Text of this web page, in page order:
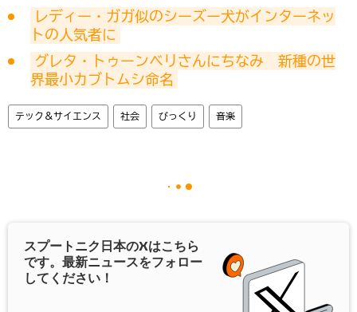
レディー・ガガ似のシーズー犬がインターネッ
トの人気者に
グレタ・トゥーンベリさんにちなみ　新種の世
界最小カブトムシ命名
テック＆サイエンス 社会 びっくり 音楽
スプートニク日本のXはこちら
です。最新ニュースをフォロー
してください！